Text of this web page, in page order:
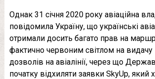
Однак 31 січня 2020 року авіаційна
повідомила Україну, що українські
отримали досить багато прав на
фактично червоним світлом на видачу
дозволів на авіалінії, через що
початку відхиляти заявки SkyUp, який